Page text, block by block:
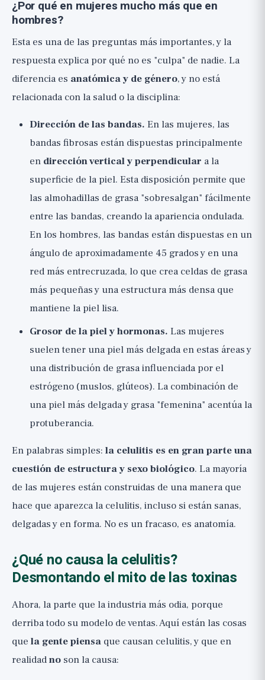
¿Por qué en mujeres mucho más que en
hombres?
Esta es una de las preguntas más importantes, y la
respuesta explica por qué no es "culpa" de nadie. La
diferencia es anatómica y de género, y no está
relacionada con la salud o la disciplina:
Dirección de las bandas. En las mujeres, las
bandas fibrosas están dispuestas principalmente
en dirección vertical y perpendicular a la
superficie de la piel. Esta disposición permite que
las almohadillas de grasa "sobresalgan" fácilmente
entre las bandas, creando la apariencia ondulada.
En los hombres, las bandas están dispuestas en un
ángulo de aproximadamente 45 grados y en una
red más entrecruzada, lo que crea celdas de grasa
más pequeñas y una estructura más densa que
mantiene la piel lisa.
Grosor de la piel y hormonas. Las mujeres
suelen tener una piel más delgada en estas áreas y
una distribución de grasa influenciada por el
estrógeno (muslos, glúteos). La combinación de
una piel más delgada y grasa "femenina" acentúa la
protuberancia.
En palabras simples: la celulitis es en gran parte una
cuestión de estructura y sexo biológico. La mayoría
de las mujeres están construidas de una manera que
hace que aparezca la celulitis, incluso si están sanas,
delgadas y en forma. No es un fracaso, es anatomía.
¿Qué no causa la celulitis?
Desmontando el mito de las toxinas
Ahora, la parte que la industria más odia, porque
derriba todo su modelo de ventas. Aquí están las cosas
que la gente piensa que causan celulitis, y que en
realidadno son la causa: